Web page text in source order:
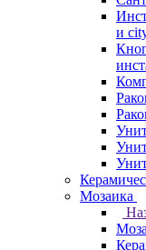
и
Мозаика